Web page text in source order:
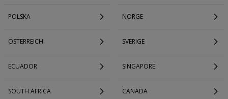
POLSKA NORGE
ÖSTERREICH SVERIGE
ECUADOR SINGAPORE
SOUTH AFRICA CANADA